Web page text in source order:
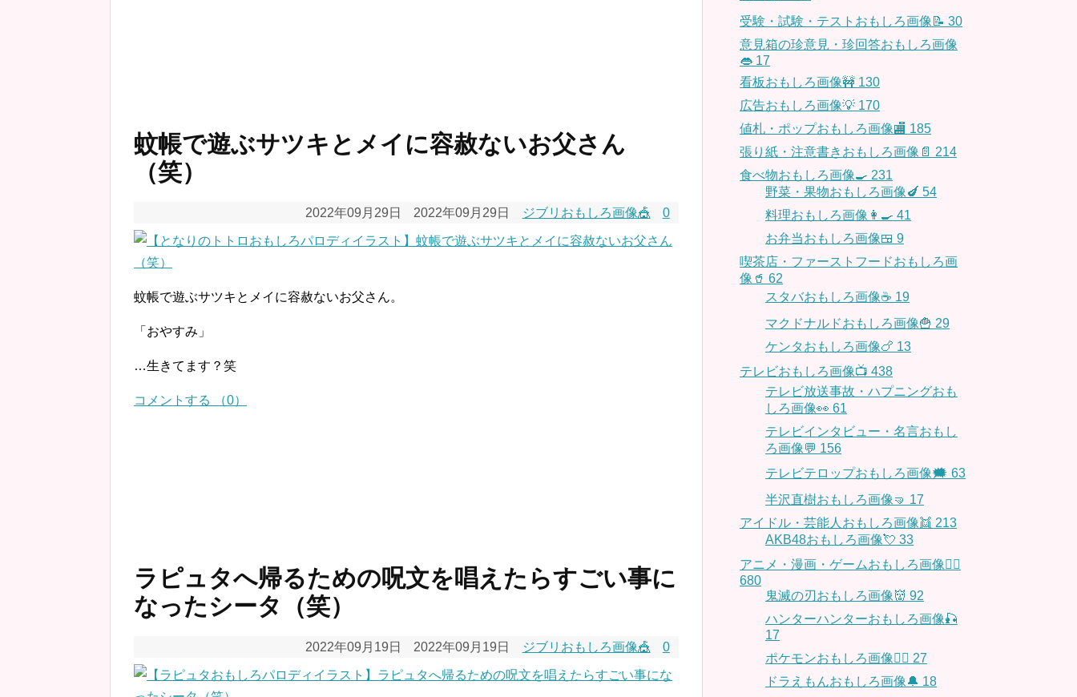
蚊帳で遊ぶサツキとメイに容赦ないお父さん
（笑）
2022年09月29日 2022年09月29日 ジブリおもしろ画像🎪 0
蚊帳で遊ぶサツキとメイに容赦ないお父さん。
「おやすみ」
…生きてます？笑
コメントする （0）
ラピュタへ帰るための呪文を唱えたらすごい事に
なったシータ（笑）
2022年09月19日 2022年09月19日 ジブリおもしろ画像🎪 0
受験・試験・テストおもしろ画像📝 30
意見箱の珍意見・珍回答おもしろ画像
👄 17
看板おもしろ画像🚧 130
広告おもしろ画像💡 170
値札・ポップおもしろ画像🏬 185
張り紙・注意書きおもしろ画像📄 214
食べ物おもしろ画像🍳 231
野菜・果物おもしろ画像🍆 54
料理おもしろ画像👩‍🍳 41
お弁当おもしろ画像🍱 9
喫茶店・ファーストフードおもしろ画
像🥤 62
スタバおもしろ画像☕️ 19
マクドナルドおもしろ画像🍟 29
ケンタおもしろ画像🍗 13
テレビおもしろ画像📺 438
テレビ放送事故・ハプニングおも
しろ画像👀 61
テレビインタビュー・名言おもし
ろ画像💬 156
テレビテロップおもしろ画像🗯 63
半沢直樹おもしろ画像🤜 17
アイドル・芸能人おもしろ画像👯 213
AKB48おもしろ画像💘 33
アニメ・漫画・ゲームおもしろ画像🧚‍♀️
680
鬼滅の刃おもしろ画像👹 92
ハンターハンターおもしろ画像🎣
17
ポケモンおもしろ画像🤹‍♂️ 27
ドラえもんおもしろ画像🔔 18